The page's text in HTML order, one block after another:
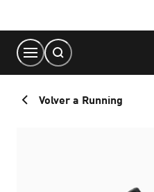
Content
Volver a Running